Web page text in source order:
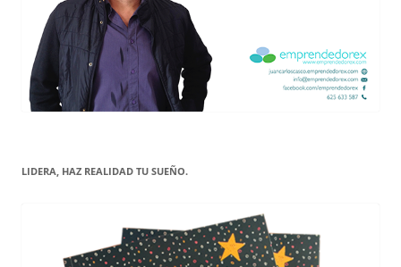
LIDERA, HAZ REALIDAD TU SUEÑO.